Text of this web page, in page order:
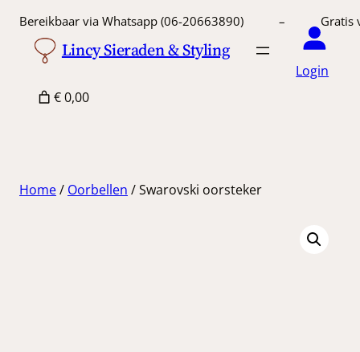
GaBereikbaar via Whatsapp (06-20663890) –
Lincy Sieraden & Styling
Login
€ 0,00
Home/ Oorbellen / Swarovski oorsteker